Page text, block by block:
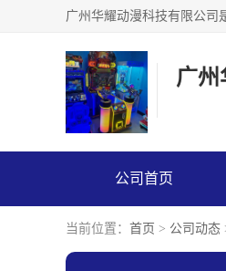
广州
公司首页
当前位置： 首页 > 公司动态